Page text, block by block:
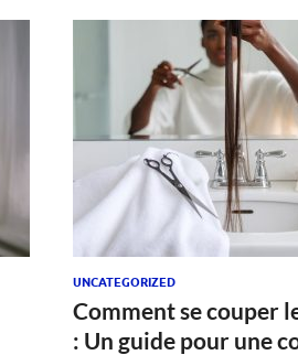
UNCATEGORIZED
Comment se couper
: Un guide pour une